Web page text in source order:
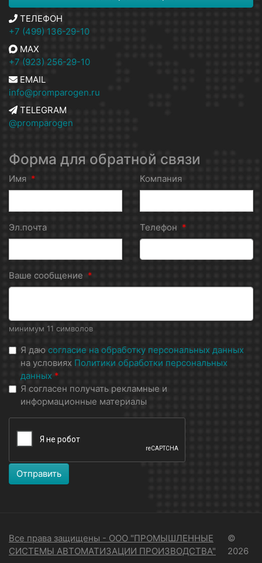
ТЕЛЕФОН
+7 (499) 136-29-10
MAX
+7 (923) 256-29-10
EMAIL
info@promparogen.ru
TELEGRAM
@promparogen
Форма для обратной связи
Имя * Компания
Эл.почта Телефон *
Ваше сообщение *
минимум 11 символов
Я даю согласие на обработку персональных данных
на условиях Политики обработки персональных
данных *
Я согласен получать рекламные и
информационные материалы
Отправить
Все права защищены - ООО "ПРОМЫШЛЕННЫЕ
СИСТЕМЫ АВТОМАТИЗАЦИИ ПРОИЗВОДСТВА"
©
2026